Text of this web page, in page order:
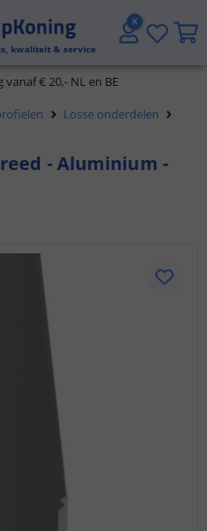
kwaliteit & service
garantie
€ 20,- NL en BE
9.1
morgen in huis
Losse onderdelen
- Aluminium -